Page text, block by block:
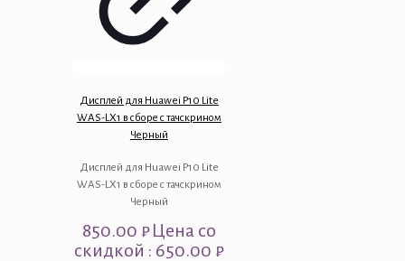
Дисплей для Huawei P10 Lite
WAS-LX1 в сборе с тачскрином
Черный
Дисплей для Huawei P10 Lite
WAS-LX1 в сборе с тачскрином
Черный
850.00 ₽Цена со
скидкой : 650.00 ₽